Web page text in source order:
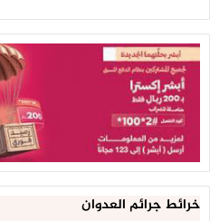
خرائط جرائم العدوان